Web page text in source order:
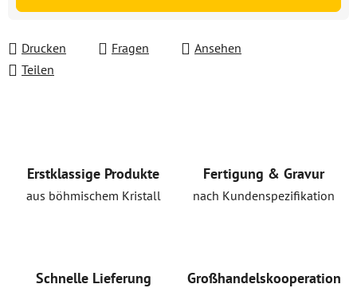
Drucken Fragen
Ansehen
Teilen
Erstklassige Produkte
aus böhmischem Kristall
Fertigung & Gravur
nach Kundenspezifikation
Schnelle Lieferung Großhandelskooperation